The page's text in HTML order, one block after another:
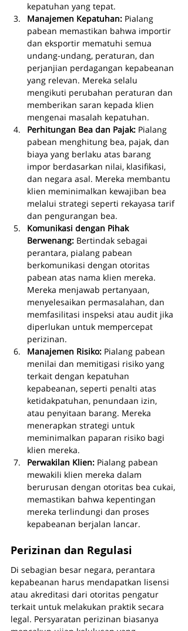
kepatuhan yang tepat.
Manajemen Kepatuhan: Pialang
pabean memastikan bahwa importir
dan eksportir mematuhi semua
undang-undang, peraturan, dan
perjanjian perdagangan kepabeanan
yang relevan. Mereka selalu
mengikuti perubahan peraturan dan
memberikan saran kepada klien
mengenai masalah kepatuhan.
Perhitungan Bea dan Pajak: Pialang
pabean menghitung bea, pajak, dan
biaya yang berlaku atas barang
impor berdasarkan nilai, klasifikasi,
dan negara asal. Mereka membantu
klien meminimalkan kewajiban bea
melalui strategi seperti rekayasa tarif
dan pengurangan bea.
Komunikasi dengan Pihak
Berwenang: Bertindak sebagai
perantara, pialang pabean
berkomunikasi dengan otoritas
pabean atas nama klien mereka.
Mereka menjawab pertanyaan,
menyelesaikan permasalahan, dan
memfasilitasi inspeksi atau audit jika
diperlukan untuk mempercepat
perizinan.
Manajemen Risiko: Pialang pabean
menilai dan memitigasi risiko yang
terkait dengan kepatuhan
kepabeanan, seperti penalti atas
ketidakpatuhan, penundaan izin,
atau penyitaan barang. Mereka
menerapkan strategi untuk
meminimalkan paparan risiko bagi
klien mereka.
Perwakilan Klien: Pialang pabean
mewakili klien mereka dalam
berurusan dengan otoritas bea cukai,
memastikan bahwa kepentingan
mereka terlindungi dan proses
kepabeanan berjalan lancar.
Perizinan dan Regulasi
Di sebagian besar negara, perantara
kepabeanan harus mendapatkan lisensi
atau akreditasi dari otoritas pengatur
terkait untuk melakukan praktik secara
legal. Persyaratan perizinan biasanya